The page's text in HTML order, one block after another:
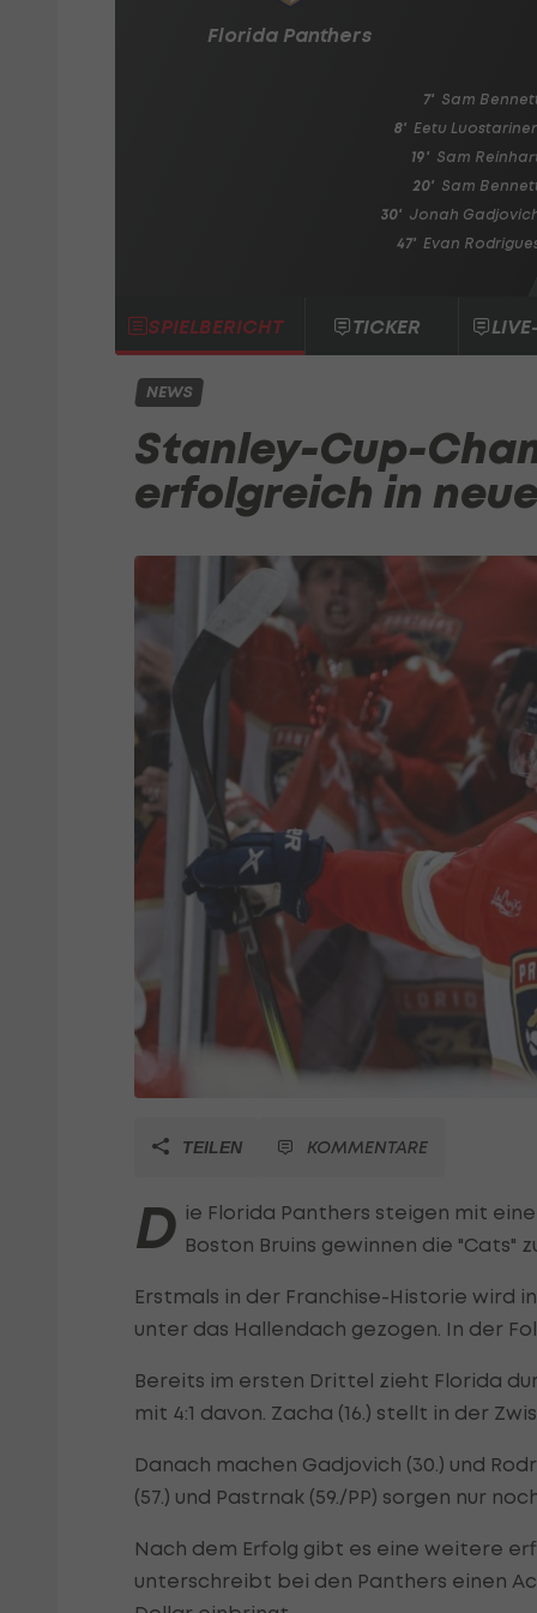
Florida Panthers
7' Sam
8' Eetu
19' Sam
20' Sam
30' Jonah
47' Evan
SPIELBERICHT TICKER
NEWS
Stanley-Cup-
erfolgreich in
TEILEN KOMMENTARE
D ie Florida Panthers steigen mit
Boston Bruins gewinnen die "Cats"
Erstmals in der Franchise-Historie wird
unter das Hallendach gezogen. In der
Bereits im ersten Drittel zieht Florida
mit 4:1 davon. Zacha (16.) stellt in der
Danach machen Gadjovich (30.) und
(57.) und Pastrnak (59./PP) sorgen nur
Nach dem Erfolg gibt es eine weitere
unterschreibt bei den Panthers einen